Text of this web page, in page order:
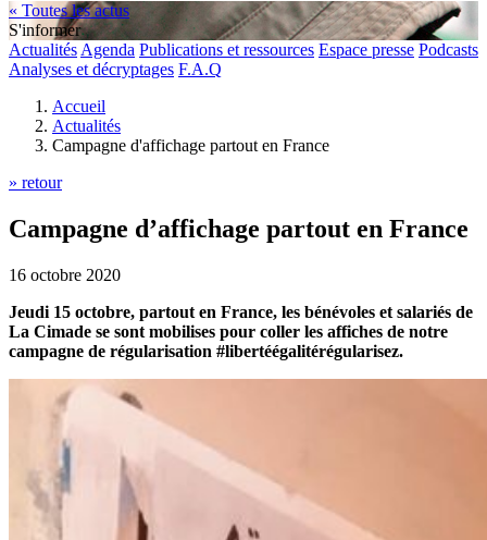
« Toutes les actus
S'informer
Actualités Agenda Publications et ressources Espace presse Podcasts
Analyses et décryptages F.A.Q
Accueil
Actualités
Campagne d'affichage partout en France
» retour
Campagne d’affichage partout en France
16 octobre 2020
Jeudi 15 octobre, partout en France, les bénévoles et salariés de
La Cimade se sont mobilises pour coller les affiches de notre
campagne de régularisation #libertéégalitérégularisez.